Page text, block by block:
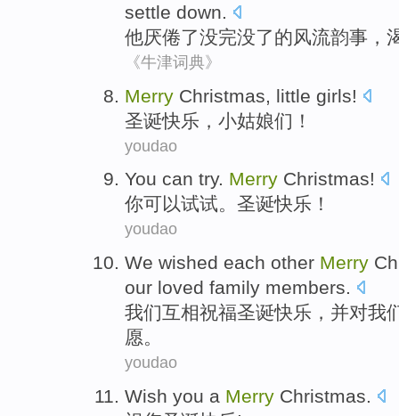
settle down.
他厌倦了没完没了的风流韵事 ，
《牛津词典》
Merry Christmas little girls!
圣诞快乐， 小姑娘们！
youdao
You can try. Merry Christmas!
你可以试试。 圣诞快乐！
youdao
We wished each other Merry
our loved family members.
我们互相祝福圣诞快乐，并对我
愿。
youdao
Wish you a Merry Christmas.